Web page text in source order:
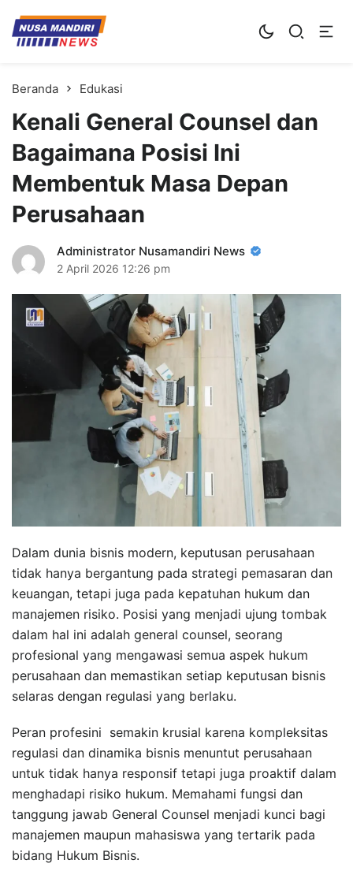
Kampus Digital Bisnis
Universitas Nusa Mandiri
Beranda Edukasi
Kenali General Counsel dan
Bagaimana Posisi Ini
Membentuk Masa Depan
Perusahaan
Administrator Nusamandiri News
2 April 2026 12:26 pm
Dalam dunia bisnis modern, keputusan perusahaan
tidak hanya bergantung pada strategi pemasaran dan
keuangan, tetapi juga pada kepatuhan hukum dan
manajemen risiko. Posisi yang menjadi ujung tombak
dalam hal ini adalah general counsel, seorang
profesional yang mengawasi semua aspek hukum
perusahaan dan memastikan setiap keputusan bisnis
selaras dengan regulasi yang berlaku.
Peran profesini semakin krusial karena kompleksitas
regulasi dan dinamika bisnis menuntut perusahaan
untuk tidak hanya responsif tetapi juga proaktif dalam
menghadapi risiko hukum. Memahami fungsi dan
tanggung jawab General Counsel menjadi kunci bagi
manajemen maupun mahasiswa yang tertarik pada
bidang Hukum Bisnis.